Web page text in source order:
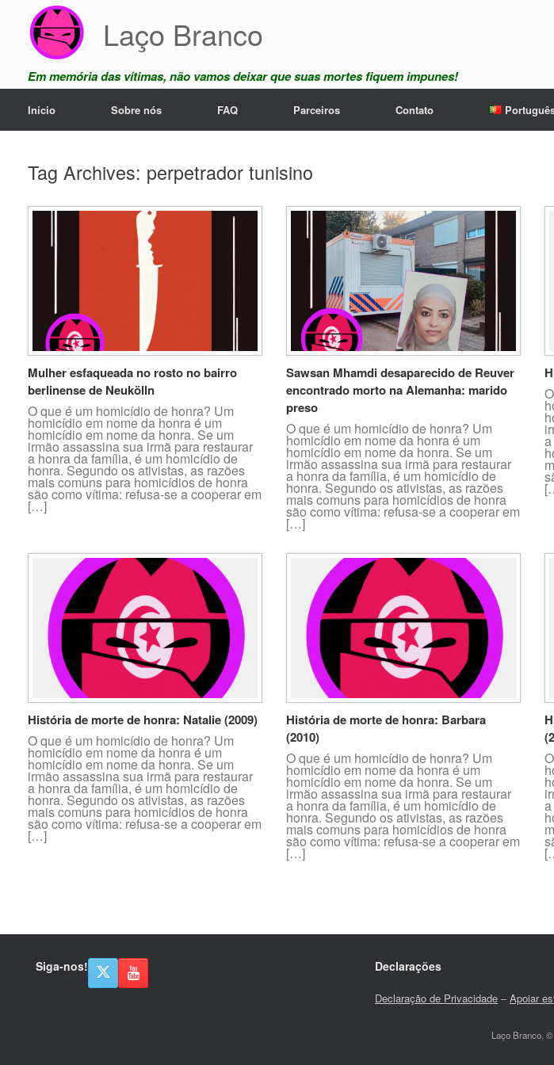
content
Laço Branco
Em memória das vítimas, não vamos deixar que suas mortes fiquem impunes!
Início Sobre nós FAQ Parceiros Contato
Tag Archives: perpetrador tunisino
Mulher esfaqueada no rosto no bairro
berlinense de Neukölln
O que é um homicídio de honra? Um
homicídio em nome da honra é um
homicídio em nome da honra. Se um
irmão assassina sua irmã para restaurar
a honra da família, é um homicídio de
honra. Segundo os ativistas, as razões
mais comuns para homicídios de honra
são como vítima: refusa-se a cooperar em
[…]
Sawsan Mhamdi desaparecido de Reuver
encontrado morto na Alemanha: marido
preso
O que é um homicídio de honra? Um
homicídio em nome da honra é um
homicídio em nome da honra. Se um
irmão assassina sua irmã para restaurar
a honra da família, é um homicídio de
honra. Segundo os ativistas, as razões
mais comuns para homicídios de honra
são como vítima: refusa-se a cooperar em
[…]
História de morte de honra: Natalie (2009)
O que é um homicídio de honra? Um
homicídio em nome da honra é um
homicídio em nome da honra. Se um
irmão assassina sua irmã para restaurar
a honra da família, é um homicídio de
honra. Segundo os ativistas, as razões
mais comuns para homicídios de honra
são como vítima: refusa-se a cooperar em
[…]
História de morte de honra: Barbara
(2010)
O que é um homicídio de honra? Um
homicídio em nome da honra é um
homicídio em nome da honra. Se um
irmão assassina sua irmã para restaurar
a honra da família, é um homicídio de
honra. Segundo os ativistas, as razões
mais comuns para homicídios de honra
são como vítima: refusa-se a cooperar em
[…]
Siga-nos! Declarações
Declaração de Privacidade–Apoiar
Laço Branco, ©